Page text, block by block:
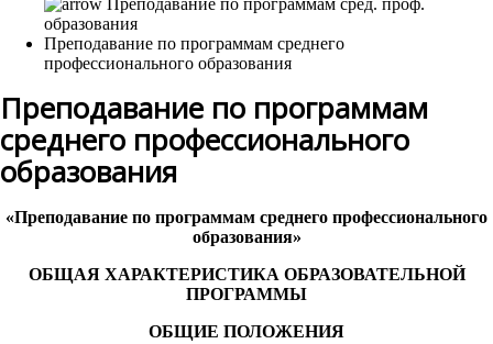
Преподавание по программам среднего
профессионального образования
Преподавание по программам
среднего профессионального
образования
«Преподавание по программам среднего профессионального
образования»
ОБЩАЯ ХАРАКТЕРИСТИКА ОБРАЗОВАТЕЛЬНОЙ
ПРОГРАММЫ
ОБЩИЕ ПОЛОЖЕНИЯ